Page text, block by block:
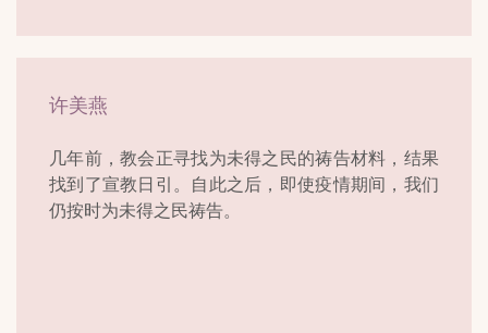
许美燕
几年前，教会正寻找为未得之民的祷告材料，结果
找到了宣教日引。自此之后，即使疫情期间，我们
仍按时为未得之民祷告。